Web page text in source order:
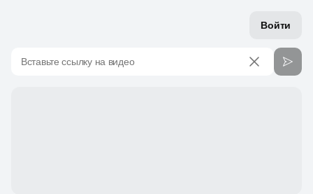
Войти
Вставьте ссылку на видео